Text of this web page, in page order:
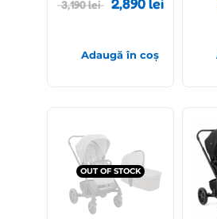
3,190lei
Adaugă în coș
OUT OF STOCK